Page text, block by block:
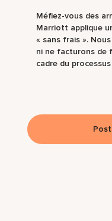
Méfiez-vous des
Marriott applique
« sans frais ».
ni ne facturons de
cadre du